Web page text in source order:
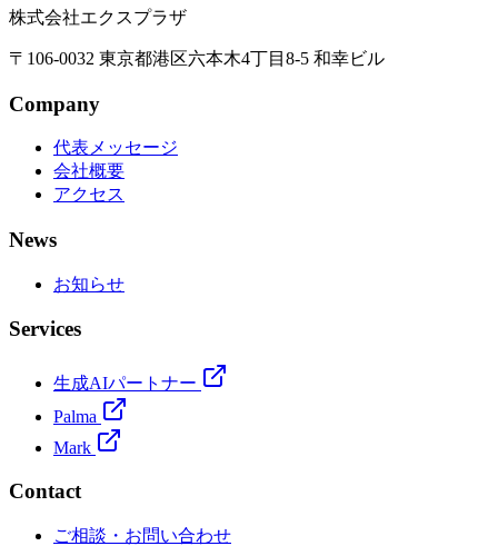
株式会社エクスプラザ
〒106-0032 東京都港区六本木4丁目8-5 和幸ビル
Company
代表メッセージ
会社概要
アクセス
News
お知らせ
Services
生成AIパートナー
Palma
Mark
Contact
ご相談・お問い合わせ